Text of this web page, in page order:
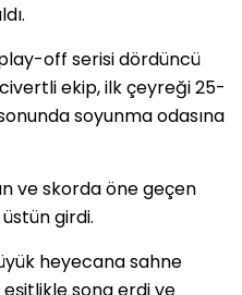
off serisi dördüncü
ekip, ilk çeyreği 25-
soyunma odasına
ve skorda öne geçen
girdi.
heyecana sahne
sona erdi ve